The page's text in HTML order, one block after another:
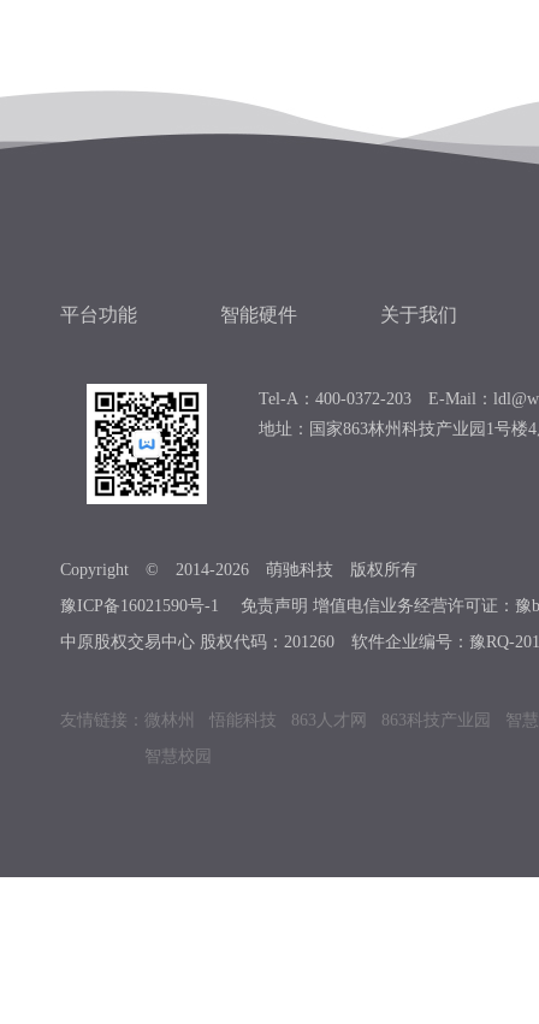
平台功能 智能硬件 关于我们
Tel-A：400-0372-203 E-Mail：
地址：国家863林州科技产业园1号楼
Copyright © 2014-2026 萌驰科技 版权所有
豫ICP备16021590号-1 免责声明 增值电信业务经营许可证：豫
中原股权交易中心 股权代码：201260 软件企业编号：豫RQ-
友情链接： 微林州 悟能科技 863人才网 863科技产业园
智
智慧校园